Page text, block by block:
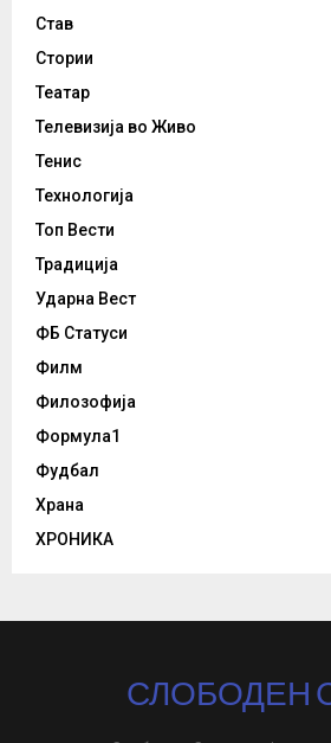
Став
Стории
Театар
Телевизија во Живо
Тенис
Технологија
Топ Вести
Традиција
Ударна Вест
ФБ Статуси
Филм
Филозофија
Формула1
Фудбал
Храна
ХРОНИКА
СЛОБОДЕН